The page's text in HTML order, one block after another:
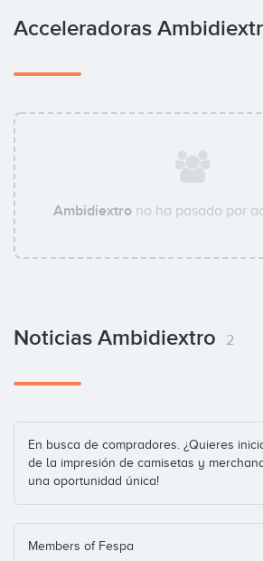
Acceleradoras
Ambidiextrono ha pasado por
Noticias Ambidiextro 2
En busca de compradores. ¿Quieres
de la impresión de camisetas y
una oportunidad única!
Members of Fespa